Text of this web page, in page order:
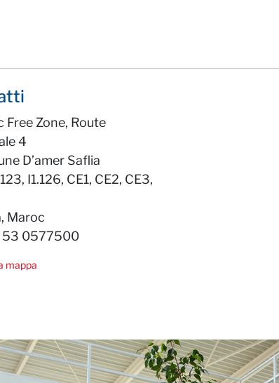
Free Zone, Route
4
D’amer Saflia
I1.126, CE1, CE2, CE3,
Maroc
53 0577500
mappa